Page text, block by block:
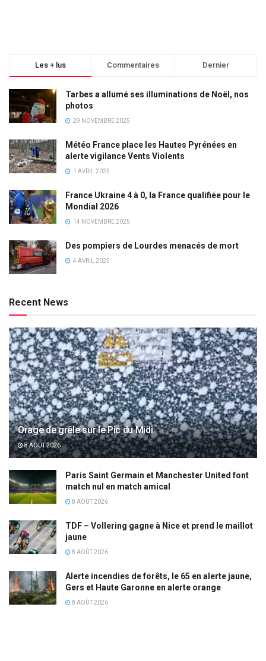
Les + lus Commentaires Dernier
Tarbes a allumé ses illuminations de Noël, nos
photos
29 NOVEMBRE 2025
Météo France place les Hautes Pyrénées en
alerte vigilance Vents Violents
1 AVRIL 2025
France Ukraine 4 à 0, la France qualifiée pour le
Mondial 2026
14 NOVEMBRE 2025
Des pompiers de Lourdes menacés de mort
4 AVRIL 2025
Recent News
Orage de grêle sur le Pic du Midi
8 AOÛT 2026
Paris Saint Germain et Manchester United font
match nul en match amical
8 AOÛT 2026
TDF – Vollering gagne à Nice et prend le maillot
jaune
8 AOÛT 2026
Alerte incendies de forêts, le 65 en alerte jaune,
Gers et Haute Garonne en alerte orange
8 AOÛT 2026